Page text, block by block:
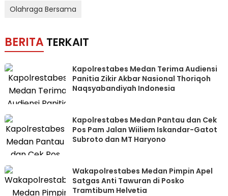
Olahraga Bersama
BERITA TERKAIT
Kapolrestabes Medan Terima Audiensi
Panitia Zikir Akbar Nasional Thoriqoh
Naqsyabandiyah Indonesia
Kapolrestabes Medan Pantau dan Cek
Pos Pam Jalan Wiiliem Iskandar-Gatot
Subroto dan MT Haryono
Wakapolrestabes Medan Pimpin Apel
Satgas Anti Tawuran di Posko
Tramtibum Helvetia